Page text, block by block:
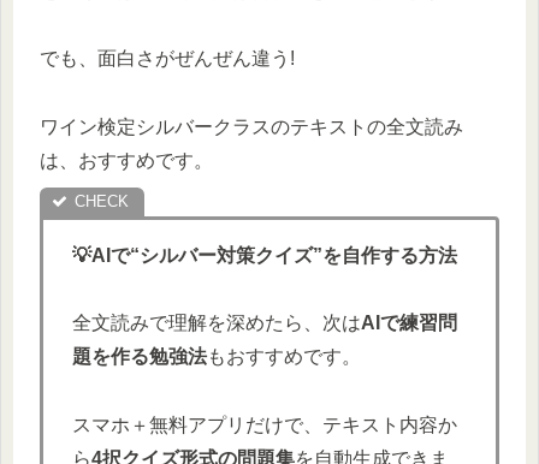
でも、面白さがぜんぜん違う!
ワイン検定シルバークラスのテキストの全文読み
は、おすすめです。
💡AIで“シルバー対策クイズ”を自作する方法
全文読みで理解を深めたら、次はAIで練習問
題を作る勉強法もおすすめです。
スマホ＋無料アプリだけで、テキスト内容か
ら4択クイズ形式の問題集を自動生成できま